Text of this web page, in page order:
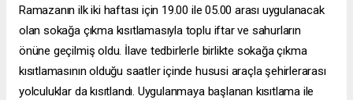
Ramazanın ilk iki haftası için 19.00 ile 05.00 arası uygulanacak
olan sokağa çıkma kısıtlamasıyla toplu iftar ve sahurların
önüne geçilmiş oldu. İlave tedbirlerle birlikte sokağa çıkma
kısıtlamasının olduğu saatler içinde hususi araçla şehirlerarası
yolculuklar da kısıtlandı. Uygulanmaya başlanan kısıtlama ile